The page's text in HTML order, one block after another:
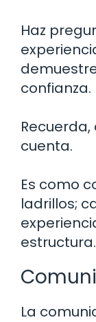
Haz
confianza.
cuenta.
Es como
ladrillos;
estructura.
La